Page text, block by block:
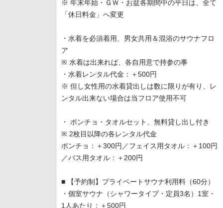
※ 年末年始・ＧＷ・お盆各期間中の平日は、全て
「休日料金」へ変更
・水着を必須着用、男女共用＆混浴のサウナフロ
ア
※ 水着は出来れば、各自用意で持参の事
・水着レンタル代金：＋500円
※ 但し女性用の水着貸出しは数に限りが有り、レ
ンタル出来ない場合は当フロア使用不可
・ ポンチョ・タオルセット、無料貸し出し付き
※ 2枚目以降の各レンタル代金
ポンチョ：＋300円／フェイス用タオル：＋100円
／バス用タオル：＋200円
■ 【予約制】プライベートサウナ利用料（60分）
・個室サウナ（シャワータイプ・定員3名）1室・
1人あたり：＋500円